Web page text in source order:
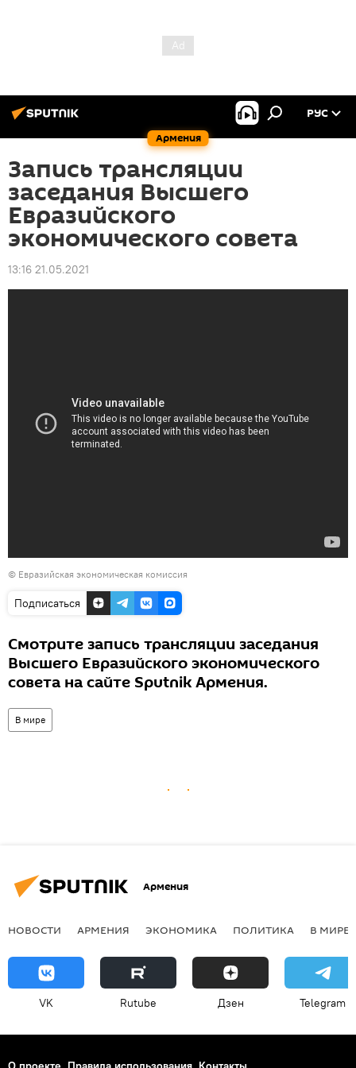
Армения
РУС
Запись трансляции
заседания Высшего
Евразийского
экономического совета
13:16 21.05.2021
© Евразийская экономическая комиссия
Подписаться
Смотрите запись трансляции заседания
Высшего Евразийского экономического
совета на сайте Sputnik Армения.
В мире
Армения
НОВОСТИ АРМЕНИЯ ЭКОНОМИКА ПОЛИТИКА В МИРЕ
VK Rutube Дзен Telegram